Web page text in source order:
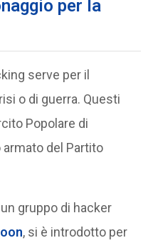
per la
serve per il
o di guerra. Questi
Popolare di
armato del Partito
gruppo di hacker
, si è introdotto per